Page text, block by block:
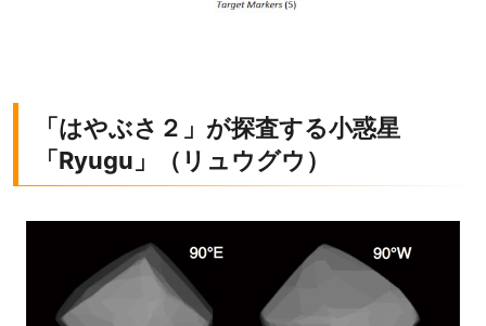
「はやぶさ２」が探査する小惑星
「Ryugu」（リュウグウ）